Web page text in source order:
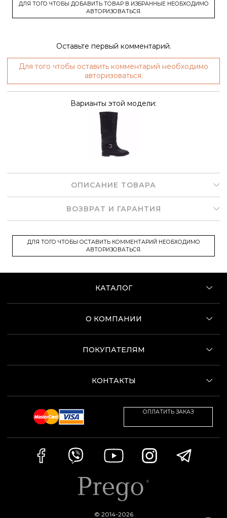
ДЛЯ ТОГО ЧТОБЫ ДОБАВИТЬ ТОВАР В ИЗБРАННЫЕ НЕОБХОДИМО
АВТОРИЗОВАТЬСЯ.
Оставьте первый комментарий.
Для того чтобы оставить комментарий необходимо
авторизоваться.
Варианты этой модели:
ОПИСАНИЕ ТОВАРА
ВОЗВРАТ И ГАРАНТИЯ
ДЛЯ ТОГО ЧТОБЫ ОСТАВИТЬ КОММЕНТАРИЙ НЕОБХОДИМО
АВТОРИЗОВАТЬСЯ.
КАТАЛОГ
О КОМПАНИИ
ПОКУПАТЕЛЯМ
КОНТАКТЫ
ОПЛАТИТЬ ЗАКАЗ
© 2014-2026